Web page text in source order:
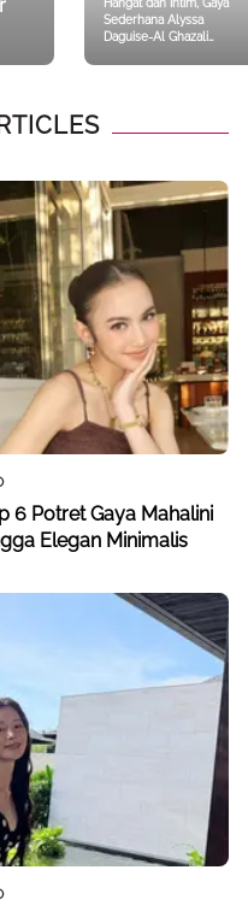
Hangat dan Intim, Gaya
Sederhana Alyssa
Daguise-Al Ghazali
Elegan Minimalis